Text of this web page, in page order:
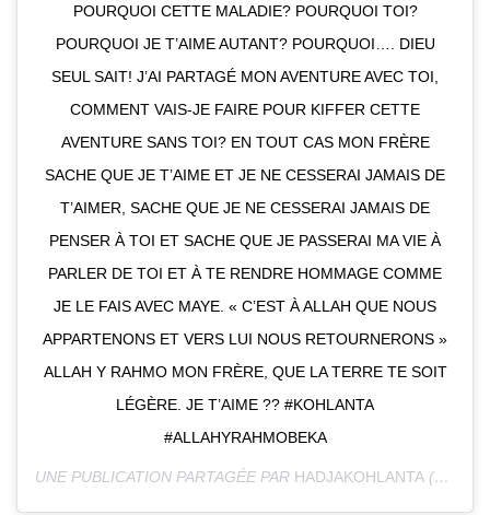
POURQUOI CETTE MALADIE? POURQUOI TOI?
POURQUOI JE T’AIME AUTANT? POURQUOI…. DIEU
SEUL SAIT! J’AI PARTAGÉ MON AVENTURE AVEC TOI,
COMMENT VAIS-JE FAIRE POUR KIFFER CETTE
AVENTURE SANS TOI? EN TOUT CAS MON FRÈRE
SACHE QUE JE T’AIME ET JE NE CESSERAI JAMAIS DE
T’AIMER, SACHE QUE JE NE CESSERAI JAMAIS DE
PENSER À TOI ET SACHE QUE JE PASSERAI MA VIE À
PARLER DE TOI ET À TE RENDRE HOMMAGE COMME
JE LE FAIS AVEC MAYE. « C’EST À ALLAH QUE NOUS
APPARTENONS ET VERS LUI NOUS RETOURNERONS »
ALLAH Y RAHMO MON FRÈRE, QUE LA TERRE TE SOIT
LÉGÈRE. JE T’AIME ?? #KOHLANTA
#ALLAHYRAHMOBEKA
UNE PUBLICATION PARTAGÉE PAR HADJAKOHLANTA (@HADJANAS) LE